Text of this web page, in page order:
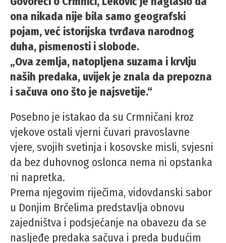
ona nikada nije bila samo geografski
pojam, već istorijska tvrđava narodnog
duha, pismenosti i slobode.
„Ova zemlja, natopljena suzama i krvlju
naših predaka, uvijek je znala da prepozna
i sačuva ono što je najsvetije.“
Posebno je istakao da su Crmničani kroz
vjekove ostali vjerni čuvari pravoslavne
vjere, svojih svetinja i kosovske misli, svjesni
da bez duhovnog oslonca nema ni opstanka
ni napretka.
Prema njegovim riječima, vidovdanski sabor
u Donjim Brčelima predstavlja obnovu
zajedništva i podsjećanje na obavezu da se
nasljeđe predaka sačuva i preda budućim